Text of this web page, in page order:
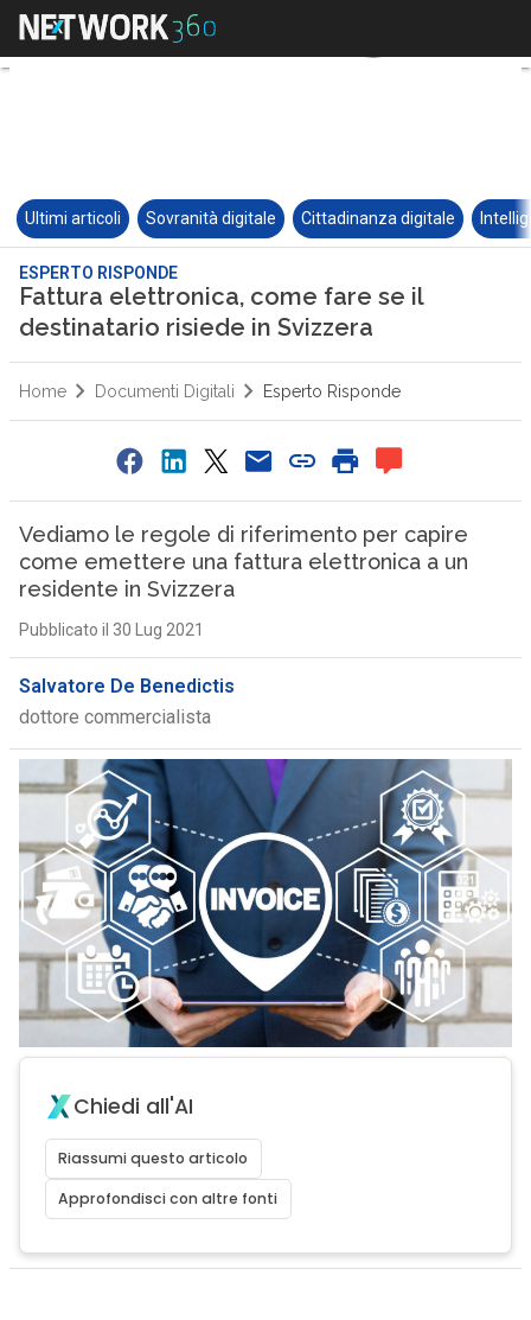
Ultimi articoli Sovranità digitale Cittadinanza digitale
ESPERTO RISPONDE
Fattura elettronica, come fare se il
destinatario risiede in Svizzera
Home Documenti Digitali Esperto Risponde
Vediamo le regole di riferimento per capire
come emettere una fattura elettronica a un
residente in Svizzera
Pubblicato il 30 Lug 2021
Salvatore De Benedictis
dottore commercialista
Chiedi all'AI
Riassumi questo articolo
Approfondisci con altre fonti